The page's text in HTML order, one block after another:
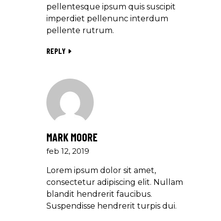
pellentesque ipsum quis suscipit
imperdiet pellenunc interdum
pellente rutrum.
REPLY
MARK MOORE
feb 12, 2019
Lorem ipsum dolor sit amet,
consectetur adipiscing elit. Nullam
blandit hendrerit faucibus.
Suspendisse hendrerit turpis dui.